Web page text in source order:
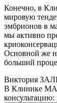
Конечно, в
мировую
эмбрионов в
мы активно
Основной же
больший
Виктория
В Клинике
консультацию: